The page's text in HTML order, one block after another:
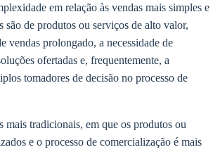
em relação às vendas mais simples e
são de produtos ou serviços de alto valor,
vendas prolongado, a necessidade de
ofertadas e, frequentemente, a
tomadores de decisão no processo de
mais tradicionais, em que os produtos ou
e o processo de comercialização é mais